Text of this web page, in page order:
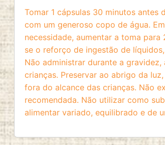
Tomar 1 cápsulas 30 minutos antes
com um generoso copo de água.
necessidade, aumentar a toma para
se o reforço de ingestão de
Não administrar durante a gravidez,
crianças. Preservar ao abrigo da
fora do alcance das crianças. Não
recomendada. Não utilizar como
alimentar variado, equilibrado e de